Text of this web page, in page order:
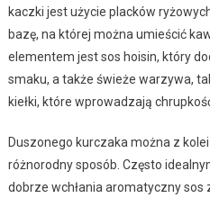
kaczki jest użycie placków
bazę, na której można umieścić
elementem jest sos hoisin, który
smaku, a także świeże warzywa,
kiełki, które wprowadzają
Duszonego kurczaka można z
różnorodny sposób. Często
dobrze wchłania aromatyczny